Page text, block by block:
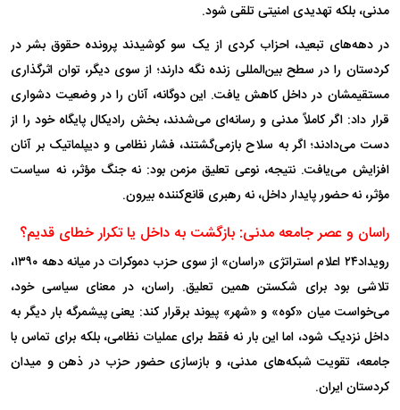
مدنی، بلکه تهدیدی امنیتی تلقی شود.
در دهه‌های تبعید، احزاب کردی از یک سو کوشیدند پرونده حقوق بشر در
کردستان را در سطح بین‌المللی زنده نگه دارند؛ از سوی دیگر، توان اثرگذاری
مستقیمشان در داخل کاهش یافت. این دوگانه، آنان را در وضعیت دشواری
قرار داد: اگر کاملاً مدنی و رسانه‌ای می‌شدند، بخش رادیکال پایگاه خود را از
دست می‌دادند؛ اگر به سلاح بازمی‌گشتند، فشار نظامی و دیپلماتیک بر آنان
افزایش می‌یافت. نتیجه، نوعی تعلیق مزمن بود: نه جنگ مؤثر، نه سیاست
مؤثر، نه حضور پایدار داخل، نه رهبری قانع‌کننده بیرون.
راسان و عصر جامعه مدنی: بازگشت به داخل یا تکرار خطای قدیم؟
رویداد۲۴ اعلام استراتژی «راسان» از سوی حزب دموکرات در میانه دهه ۱۳۹۰،
تلاشی بود برای شکستن همین تعلیق. راسان، در معنای سیاسی خود،
می‌خواست میان «کوه» و «شهر» پیوند برقرار کند: یعنی پیشمرگه بار دیگر به
داخل نزدیک شود، اما این بار نه فقط برای عملیات نظامی، بلکه برای تماس با
جامعه، تقویت شبکه‌های مدنی، و بازسازی حضور حزب در ذهن و میدان
کردستان ایران.